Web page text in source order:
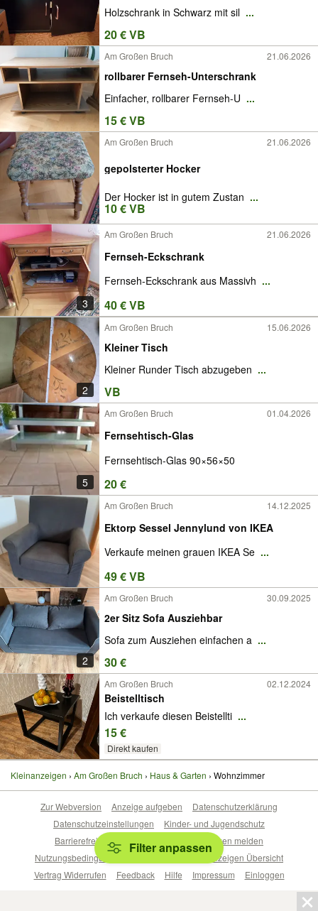
Holzschrank in Schwarz mit sil ...
20 € VB
Am Großen Bruch 21.06.2026
rollbarer Fernseh-Unterschrank
Einfacher, rollbarer Fernseh-U ...
15 € VB
Am Großen Bruch 21.06.2026
gepolsterter Hocker
Der Hocker ist in gutem Zustan ...
10 € VB
3
Am Großen Bruch 21.06.2026
Fernseh-Eckschrank
Fernseh-Eckschrank aus Massivh ...
40 € VB
2
Am Großen Bruch 15.06.2026
Kleiner Tisch
Kleiner Runder Tisch abzugeben ...
VB
5
Am Großen Bruch 01.04.2026
Fernsehtisch-Glas
Fernsehtisch-Glas 90×56×50
20 €
Am Großen Bruch 14.12.2025
Ektorp Sessel Jennylund von IKEA
Verkaufe meinen grauen IKEA Se ...
49 € VB
2
Am Großen Bruch 30.09.2025
2er Sitz Sofa Ausziehbar
Sofa zum Ausziehen einfachen a ...
30 €
Am Großen Bruch 02.12.2024
Beistelltisch
Ich verkaufe diesen Beistellti ...
15 €
Direkt kaufen
Kleinanzeigen Am Großen Bruch Haus & Garten Wohnzimmer
Filter anpassen
Zur Webversion Anzeige aufgeben
Datenschutzerklärung
Datenschutzeinstellungen
Kinder- und Jugendschutz
Barrierefreiheitserklärung
Sicherheitslücken melden
Nutzungsbedingungen
Beliebte Suchen
Anzeigen Übersicht
Vertrag Widerrufen
Feedback Hilfe Impressum Einloggen